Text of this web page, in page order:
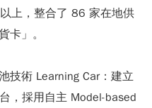
上，整合了 86 家在地供
卡」。
技術 Learning Car：建立
，採用自主 Model-based